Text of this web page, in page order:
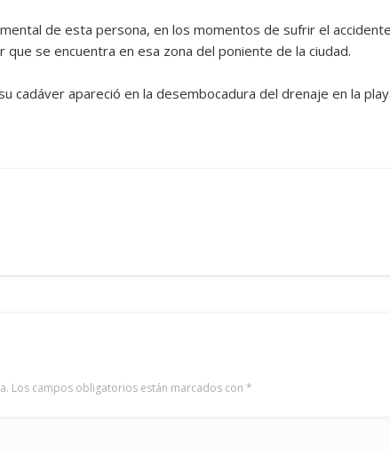
de esta persona, en los momentos de sufrir el
que se encuentra en esa zona del poniente de la ciudad.
cadáver apareció en la desembocadura del drenaje en la
Los campos obligatorios están marcados con *